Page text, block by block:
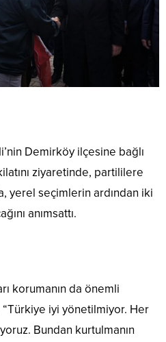
Demirköy ilçesine bağlı
ziyaretinde, partililere
yerel seçimlerin ardından iki
anımsattı.
korumanın da önemli
iyi yönetilmiyor. Her
Bundan kurtulmanın